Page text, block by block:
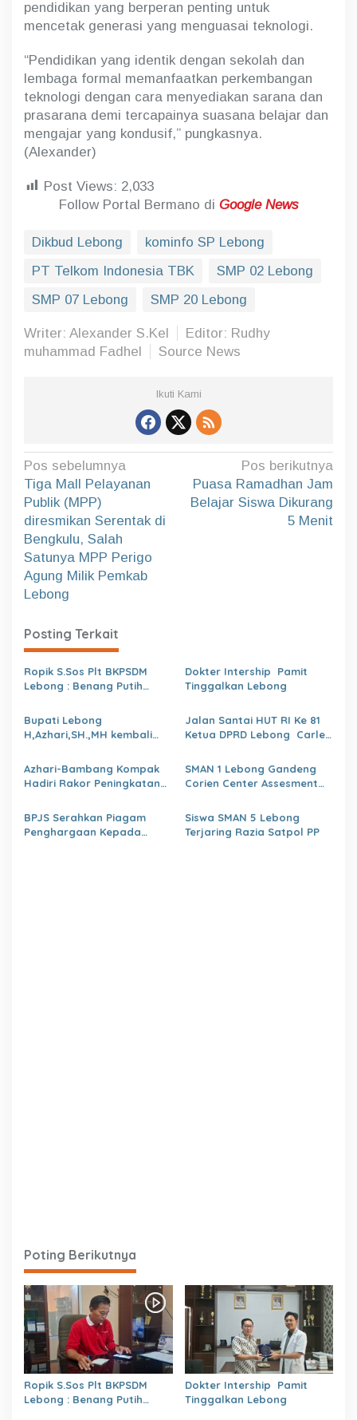
pendidikan yang berperan penting untuk
mencetak generasi yang menguasai teknologi.
“Pendidikan yang identik dengan sekolah dan
lembaga formal memanfaatkan perkembangan
teknologi dengan cara menyediakan sarana dan
prasarana demi tercapainya suasana belajar dan
mengajar yang kondusif,” pungkasnya.
(Alexander)
Post Views: 2,033
Follow Portal Bermano di Google News
Dikbud Lebong
kominfo SP Lebong
PT Telkom Indonesia TBK
SMP 02 Lebong
SMP 07 Lebong
SMP 20 Lebong
Writer: Alexander S.Kel
Editor: Rudhy
muhammad Fadhel
Source News
Ikuti Kami
N
a
v
i
g
a
s
i
p
o
s
Pos sebelumnya
Tiga Mall Pelayanan
Publik (MPP)
diresmikan Serentak di
Bengkulu, Salah
Satunya MPP Perigo
Agung Milik Pemkab
Lebong
Pos berikutnya
Puasa Ramadhan Jam
Belajar Siswa Dikurang
5 Menit
Posting Terkait
Ropik S.Sos Plt BKPSDM
Lebong : Benang Putih
dan Isu Buruk Pelayanan
BKPSDM
Dokter Intership Pamit
Tinggalkan Lebong
Bupati Lebong
H,Azhari,SH.,MH kembali
Jalan Santai HUT RI Ke 81
Ketua DPRD Lebong Carles
Israwati Makmur SM
Azhari-Bambang Kompak
Hadiri Rakor Peningkatan
kabupaten Lebong Tahun
2026
SMAN 1 Lebong Gandeng
Corien Center Assesment
Baru
BPJS Serahkan Piagam
Penghargaan Kepada
Siswa SMAN 5 Lebong
Terjaring Razia Satpol PP
Poting Berikutnya
Ropik S.Sos Plt BKPSDM
Lebong : Benang Putih
Dokter Intership Pamit
Tinggalkan Lebong